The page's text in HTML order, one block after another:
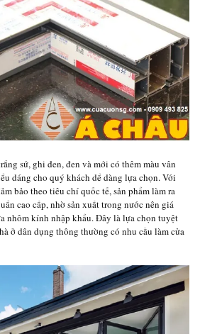
sứ, ghi đen, đen và mới có thêm màu vân
dáng cho quý khách dể dàng lựa chọn. Với
bảo theo tiêu chí quốc tế, sản phẩm làm ra
cao cấp, nhờ sản xuất trong nước nên giá
nhôm kính nhập khẩu. Đây là lựa chọn tuyệt
ở dân dụng thông thường có nhu cầu làm cửa